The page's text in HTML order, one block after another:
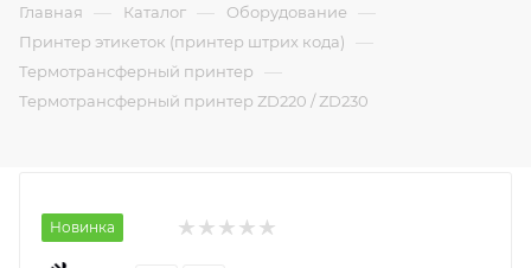
Главная — Каталог — Оборудование —
Принтер этикеток (принтер штрих кода) —
Термотрансферный принтер —
Термотрансферный принтер ZD220 / ZD230
Новинка